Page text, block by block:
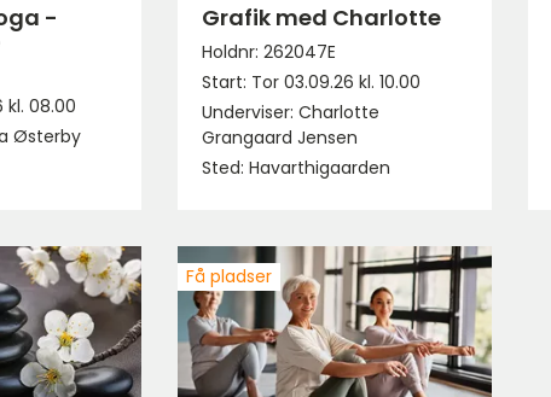
-
kl. 08.00
Østerby
Grafik med Charlotte
Holdnr: 262047E
Start: Tor 03.09.26 kl. 10.00
Underviser: Charlotte
Grangaard Jensen
Sted: Havarthigaarden
Få pladser